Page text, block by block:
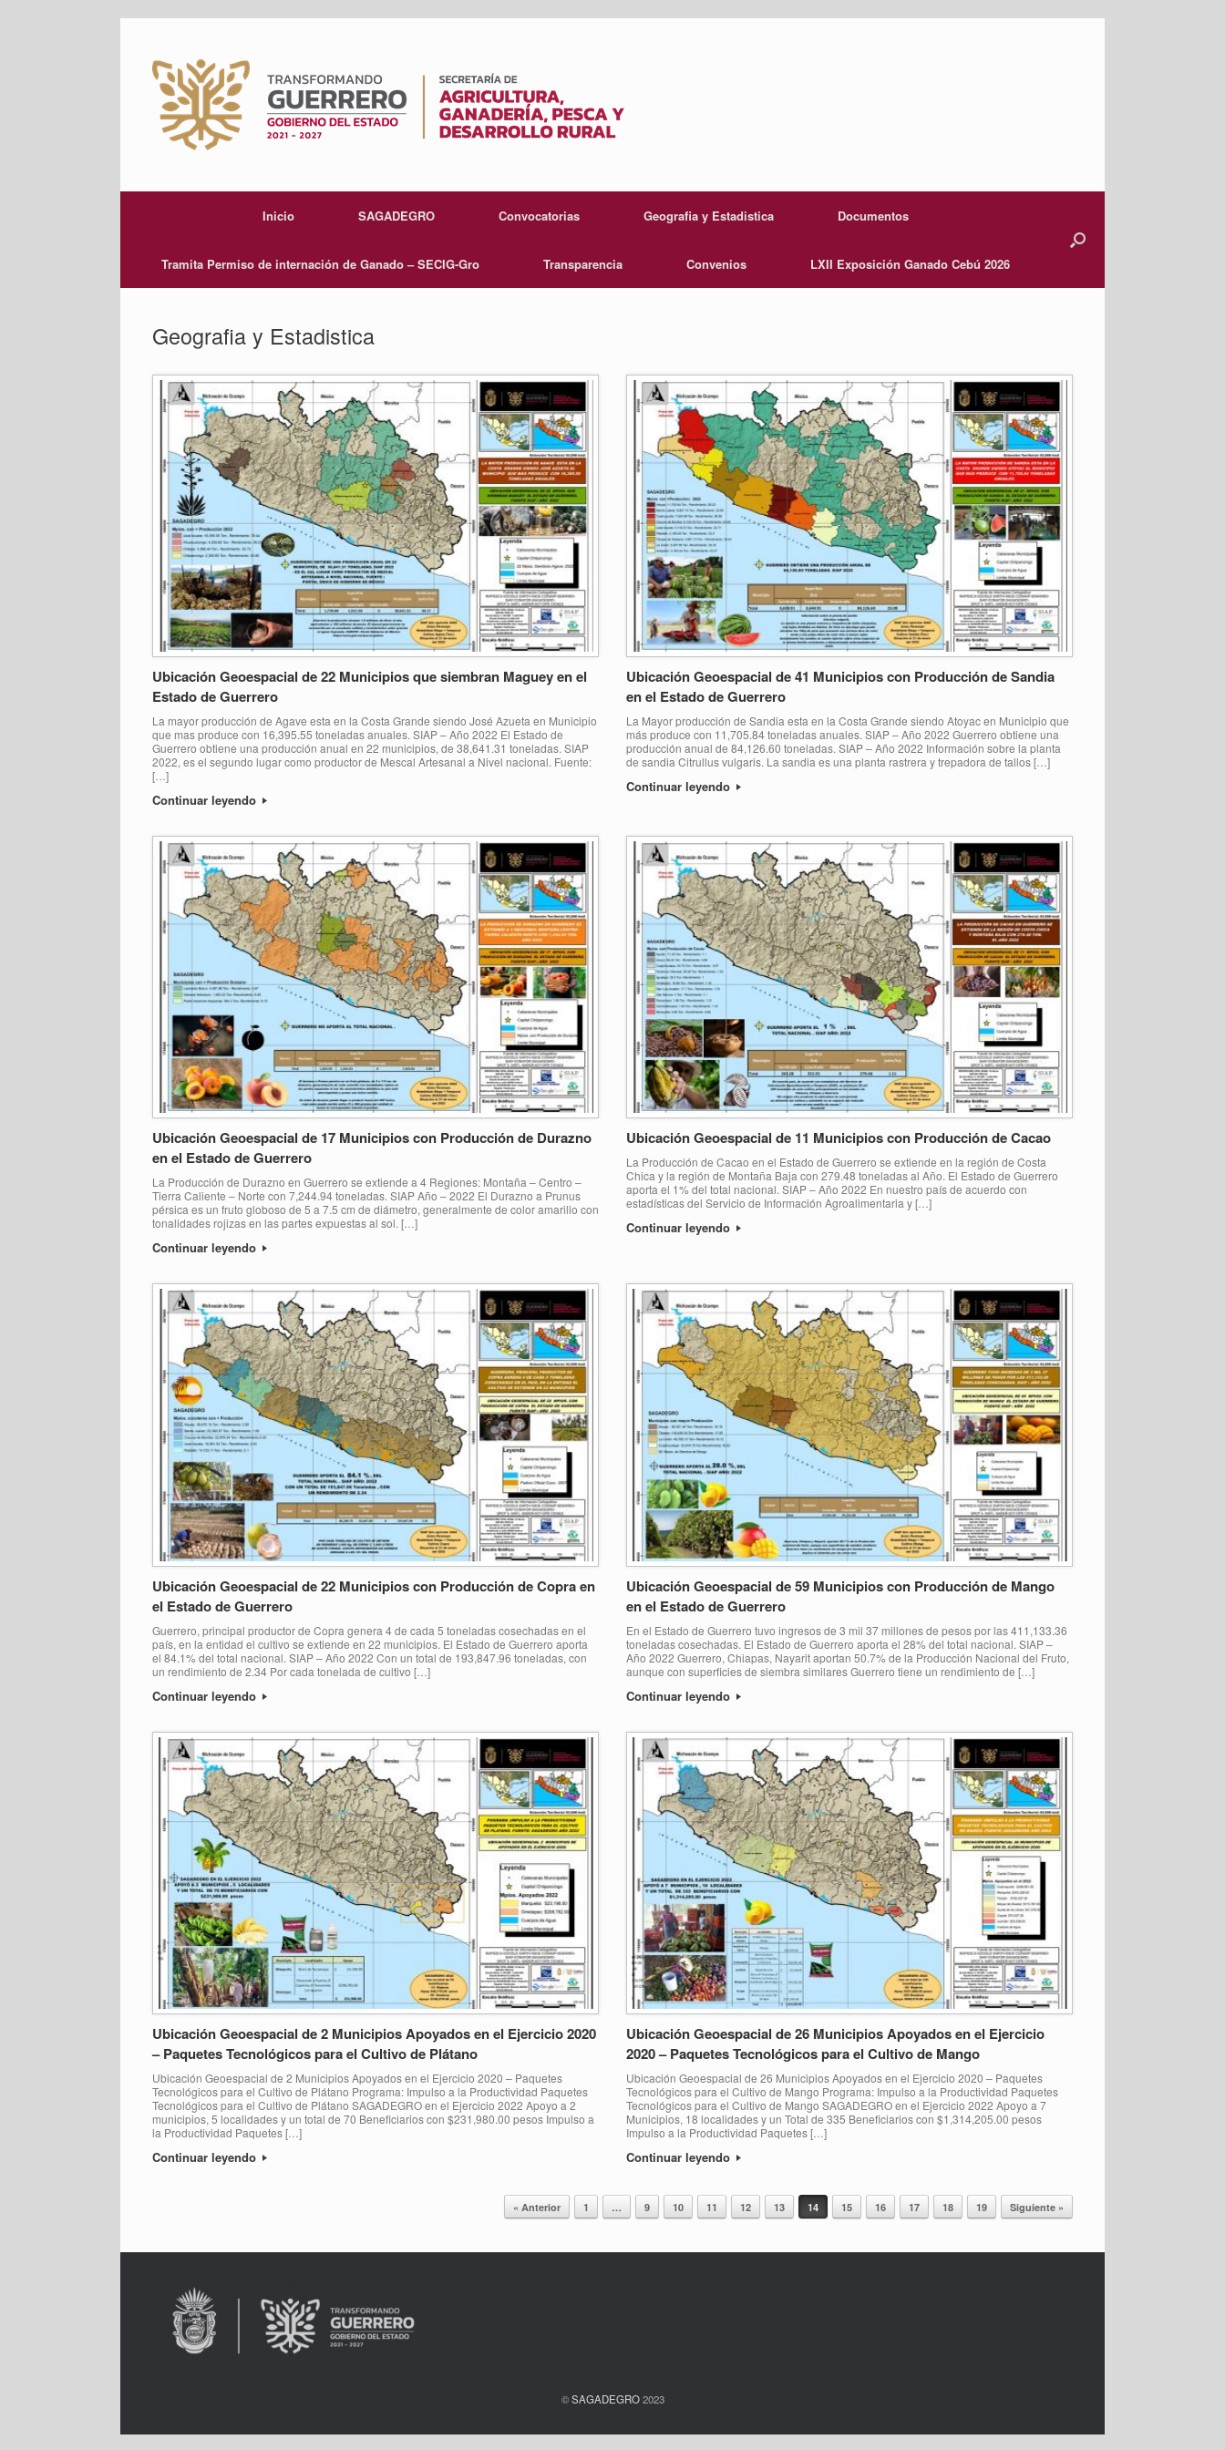
content
Inicio SAGADEGRO Convocatorias Geografia y Estadistica Documentos
Tramita Permiso de internación de Ganado – SECIG-Gro Transparencia Convenios LXII Exposición Ganado Cebú 2026
Geografia y Estadistica
Ubicación Geoespacial de 22 Municipios que siembran Maguey en el
Estado de Guerrero
La mayor producción de Agave esta en la Costa Grande siendo José Azueta en Municipio
que mas produce con 16,395.55 toneladas anuales. SIAP – Año 2022 El Estado de
Guerrero obtiene una producción anual en 22 municipios, de 38,641.31 toneladas. SIAP
2022, es el segundo lugar como productor de Mescal Artesanal a Nivel nacional. Fuente:
[…]
Continuar leyendo
Ubicación Geoespacial de 41 Municipios con Producción de Sandia
en el Estado de Guerrero
La Mayor producción de Sandia esta en la Costa Grande siendo Atoyac en Municipio que
más produce con 11,705.84 toneladas anuales. SIAP – Año 2022 Guerrero obtiene una
producción anual de 84,126.60 toneladas. SIAP – Año 2022 Información sobre la planta
de sandia Citrullus vulgaris. La sandia es una planta rastrera y trepadora de tallos […]
Continuar leyendo
Ubicación Geoespacial de 17 Municipios con Producción de Durazno
en el Estado de Guerrero
La Producción de Durazno en Guerrero se extiende a 4 Regiones: Montaña – Centro –
Tierra Caliente – Norte con 7,244.94 toneladas. SIAP Año – 2022 El Durazno a Prunus
pérsica es un fruto globoso de 5 a 7.5 cm de diámetro, generalmente de color amarillo con
tonalidades rojizas en las partes expuestas al sol. […]
Continuar leyendo
Ubicación Geoespacial de 11 Municipios con Producción de Cacao
La Producción de Cacao en el Estado de Guerrero se extiende en la región de Costa
Chica y la región de Montaña Baja con 279.48 toneladas al Año. El Estado de Guerrero
aporta el 1% del total nacional. SIAP – Año 2022 En nuestro país de acuerdo con
estadísticas del Servicio de Información Agroalimentaria y […]
Continuar leyendo
Ubicación Geoespacial de 22 Municipios con Producción de Copra en
el Estado de Guerrero
Guerrero, principal productor de Copra genera 4 de cada 5 toneladas cosechadas en el
país, en la entidad el cultivo se extiende en 22 municipios. El Estado de Guerrero aporta
el 84.1% del total nacional. SIAP – Año 2022 Con un total de 193,847.96 toneladas, con
un rendimiento de 2.34 Por cada tonelada de cultivo […]
Continuar leyendo
Ubicación Geoespacial de 59 Municipios con Producción de Mango
en el Estado de Guerrero
En el Estado de Guerrero tuvo ingresos de 3 mil 37 millones de pesos por las 411,133.36
toneladas cosechadas. El Estado de Guerrero aporta el 28% del total nacional. SIAP –
Año 2022 Guerrero, Chiapas, Nayarit aportan 50.7% de la Producción Nacional del Fruto,
aunque con superficies de siembra similares Guerrero tiene un rendimiento de […]
Continuar leyendo
Ubicación Geoespacial de 2 Municipios Apoyados en el Ejercicio 2020
– Paquetes Tecnológicos para el Cultivo de Plátano
Ubicación Geoespacial de 2 Municipios Apoyados en el Ejercicio 2020 – Paquetes
Tecnológicos para el Cultivo de Plátano Programa: Impulso a la Productividad Paquetes
Tecnológicos para el Cultivo de Plátano SAGADEGRO en el Ejercicio 2022 Apoyo a 2
municipios, 5 localidades y un total de 70 Beneficiarios con $231,980.00 pesos Impulso a
la Productividad Paquetes […]
Continuar leyendo
Ubicación Geoespacial de 26 Municipios Apoyados en el Ejercicio
2020 – Paquetes Tecnológicos para el Cultivo de Mango
Ubicación Geoespacial de 26 Municipios Apoyados en el Ejercicio 2020 – Paquetes
Tecnológicos para el Cultivo de Mango Programa: Impulso a la Productividad Paquetes
Tecnológicos para el Cultivo de Mango SAGADEGRO en el Ejercicio 2022 Apoyo a 7
Municipios, 18 localidades y un Total de 335 Beneficiarios con $1,314,205.00 pesos
Impulso a la Productividad Paquetes […]
Continuar leyendo
« Anterior 1 … 9 10 11 12 13 14 15 16 17 18 19 Siguiente »
©SAGADEGRO2023